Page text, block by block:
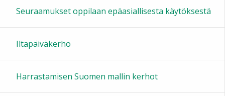
Seuraamukset oppilaan epäasiallisesta käytöksestä
Iltapäiväkerho
Harrastamisen Suomen mallin kerhot